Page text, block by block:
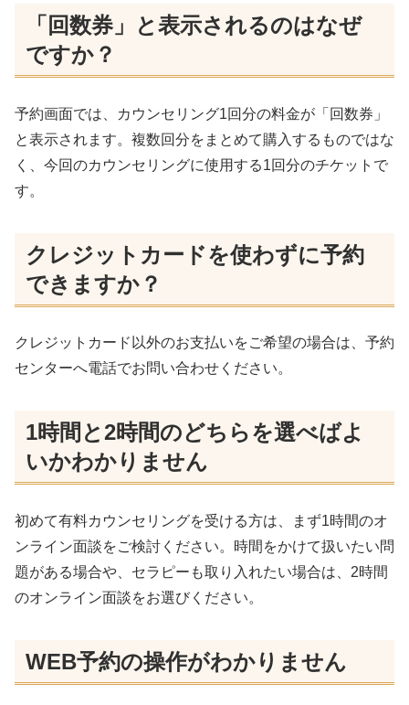
「回数券」と表示されるのはなぜ
ですか？
予約画面では、カウンセリング1回分の料金が「回数券」
と表示されます。複数回分をまとめて購入するものではな
く、今回のカウンセリングに使用する1回分のチケットで
す。
クレジットカードを使わずに予約
できますか？
クレジットカード以外のお支払いをご希望の場合は、予約
センターへ電話でお問い合わせください。
1時間と2時間のどちらを選べばよ
いかわかりません
初めて有料カウンセリングを受ける方は、まず1時間のオ
ンライン面談をご検討ください。時間をかけて扱いたい問
題がある場合や、セラピーも取り入れたい場合は、2時間
のオンライン面談をお選びください。
WEB予約の操作がわかりません